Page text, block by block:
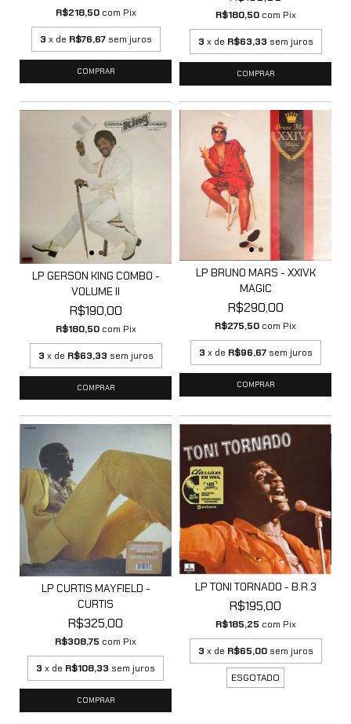
R$218,50 com Pix
3 x de R$76,67 sem juros
R$180,50 com Pix
3 x de R$63,33 sem juros
LP GERSON KING COMBO -
VOLUME II
R$190,00
R$180,50 com Pix
3 x de R$63,33 sem juros
LP BRUNO MARS - XXIVK
MAGIC
R$290,00
R$275,50 com Pix
3 x de R$96,67 sem juros
LP CURTIS MAYFIELD -
CURTIS
R$325,00
R$308,75 com Pix
3 x de R$108,33 sem juros
LP TONI TORNADO - B.R.3
R$195,00
R$185,25 com Pix
3 x de R$65,00 sem juros
ESGOTADO